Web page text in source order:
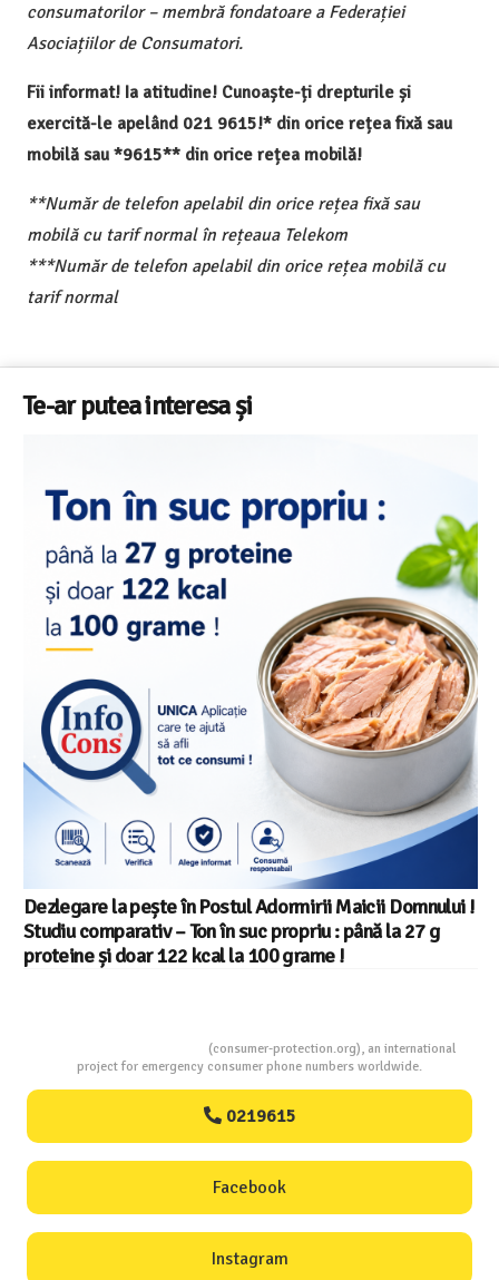
consumatorilor – membră fondatoare a Federației
Asociațiilor de Consumatori.
Fii informat! Ia atitudine! Cunoaște-ți drepturile și
exercită-le apelând 021 9615!* din orice rețea fixă sau
mobilă sau *9615** din orice rețea mobilă!
**Număr de telefon apelabil din orice rețea fixă sau
mobilă cu tarif normal în rețeaua Telekom
***Număr de telefon apelabil din orice rețea mobilă cu
tarif normal
Te-ar putea interesa și
Dezlegare la pește în Postul Adormirii Maicii Domnului !
Studiu comparativ – Ton în suc propriu : până la 27 g
proteine și doar 122 kcal la 100 grame !
(consumer-protection.org), an international
project for emergency consumer phone numbers worldwide.
0219615
Facebook
Instagram